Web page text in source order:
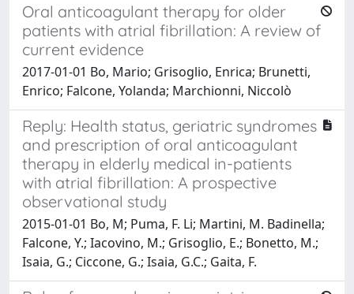
Oral anticoagulant therapy for older
patients with atrial fibrillation: A review of
current evidence
2017-01-01 Bo, Mario; Grisoglio, Enrica; Brunetti,
Enrico; Falcone, Yolanda; Marchionni, Niccolò
Reply: Health status, geriatric syndromes
and prescription of oral anticoagulant
therapy in elderly medical in-patients
with atrial fibrillation: A prospective
observational study
2015-01-01 Bo, M; Puma, F. Li; Martini, M. Badinella;
Falcone, Y.; Iacovino, M.; Grisoglio, E.; Bonetto, M.;
Isaia, G.; Ciccone, G.; Isaia, G.C.; Gaita, F.